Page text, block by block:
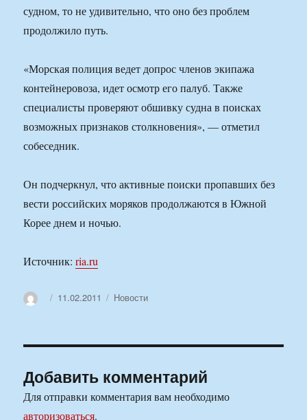
судном, то не удивительно, что оно без проблем
продолжило путь.
«Морская полиция ведет допрос членов экипажа
контейнеровоза, идет осмотр его палуб. Также
специалисты проверяют обшивку судна в поисках
возможных признаков столкновения», — отметил
собеседник.
Он подчеркнул, что активные поиски пропавших без
вести российских моряков продолжаются в Южной
Корее днем и ночью.
Источник:ria.ru
АвторОпубликовано
11.02.2011 Рубрики
Новости
Добавить комментарий
Для отправки комментария вам необходимо
авторизоваться.